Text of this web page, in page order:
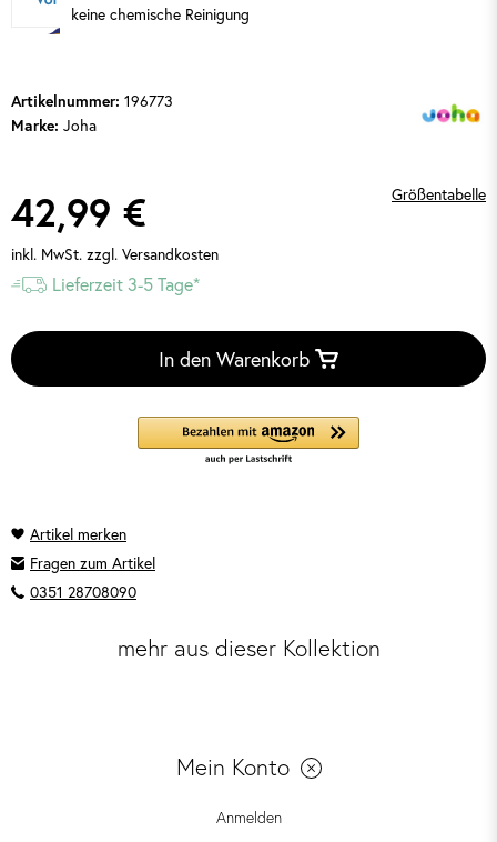
keine chemische Reinigung
Artikelnummer: 196773
Marke: Joha
Größentabelle
42,99 €
inkl. MwSt. zzgl. Versandkosten
Lieferzeit 3-5 Tage*
In den Warenkorb
Fragen zum Artikel
0351 28708090
mehr aus dieser Kollektion
Mein Konto
Anmelden